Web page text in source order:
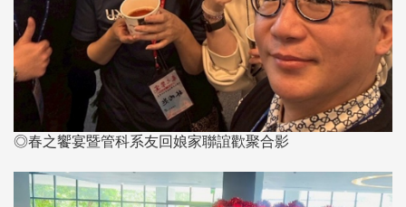
◎春之饗宴暨管科系友回娘家聯誼歡聚合影